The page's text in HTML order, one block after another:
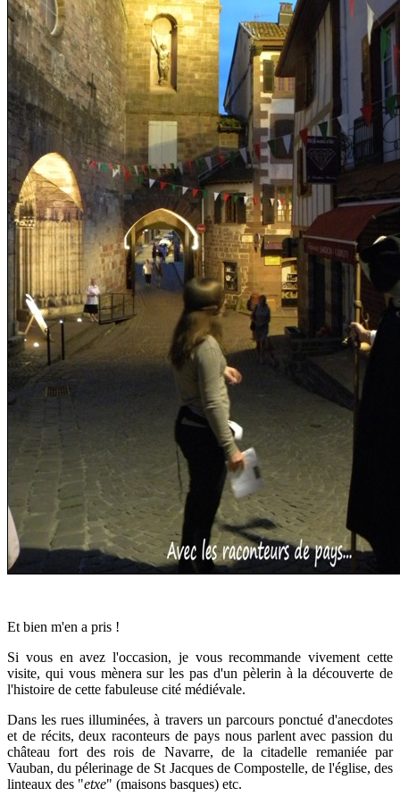
Et bien m'en a pris !
Si vous en avez l'occasion, je vous recommande vivement cette
visite, qui vous mènera sur les pas d'un pèlerin à la découverte de
l'histoire de cette fabuleuse cité médiévale.
Dans les rues illuminées, à travers un parcours ponctué d'anecdotes
et de récits, deux raconteurs de pays nous parlent avec passion du
château fort des rois de Navarre, de la citadelle remaniée par
Vauban, du pélerinage de St Jacques de Compostelle, de l'église, des
linteaux des "etxe" (maisons basques) etc.